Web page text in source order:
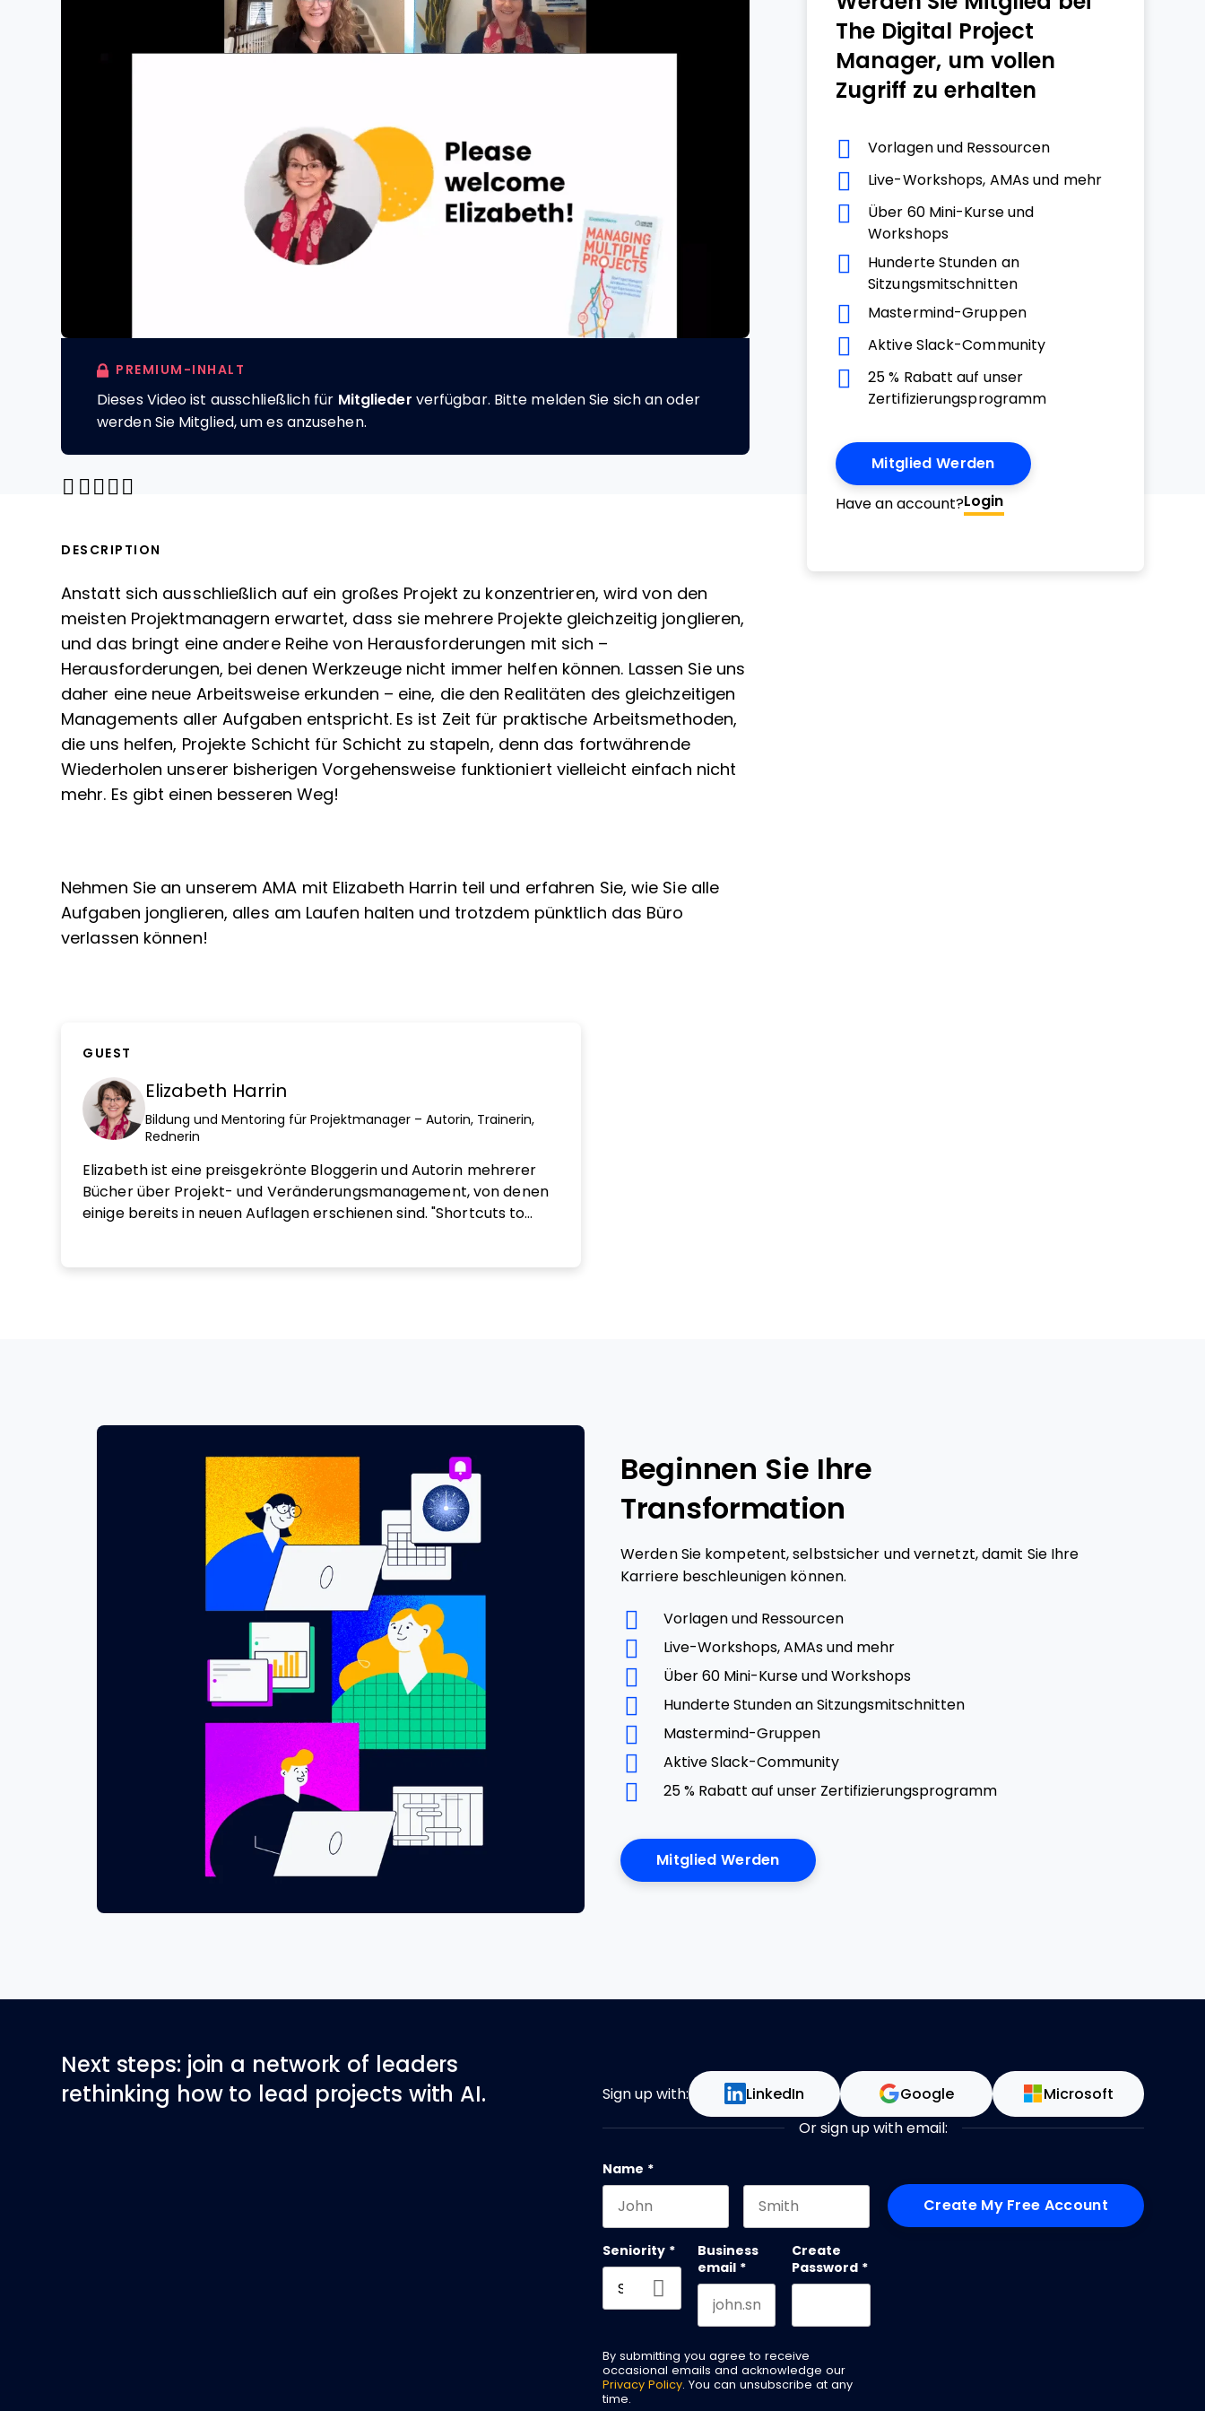
PREMIUM-INHALT
Dieses Video ist ausschließlich für Mitglieder verfügbar. Bitte melden Sie sich an oder
werden Sie Mitglied, um es anzusehen.
Share through Email
Print this page
Share on Pinterest
Share on Twitter
Share on Facebook
DESCRIPTION
Anstatt sich ausschließlich auf ein großes Projekt zu konzentrieren, wird von den
meisten Projektmanagern erwartet, dass sie mehrere Projekte gleichzeitig jonglieren,
und das bringt eine andere Reihe von Herausforderungen mit sich –
Herausforderungen, bei denen Werkzeuge nicht immer helfen können. Lassen Sie uns
daher eine neue Arbeitsweise erkunden – eine, die den Realitäten des gleichzeitigen
Managements aller Aufgaben entspricht. Es ist Zeit für praktische Arbeitsmethoden,
die uns helfen, Projekte Schicht für Schicht zu stapeln, denn das fortwährende
Wiederholen unserer bisherigen Vorgehensweise funktioniert vielleicht einfach nicht
mehr. Es gibt einen besseren Weg!
Nehmen Sie an unserem AMA mit Elizabeth Harrin teil und erfahren Sie, wie Sie alle
Aufgaben jonglieren, alles am Laufen halten und trotzdem pünktlich das Büro
verlassen können!
The Digital Project
Manager, um vollen
Zugriff zu erhalten
Vorlagen und Ressourcen
Live-Workshops, AMAs und mehr
Über 60 Mini-Kurse und
Workshops
Hunderte Stunden an
Sitzungsmitschnitten
Mastermind-Gruppen
Aktive Slack-Community
25 % Rabatt auf unser
Zertifizierungsprogramm
Mitglied Werden
Have an account?Login
GUEST
Elizabeth Harrin
Bildung und Mentoring für Projektmanager – Autorin, Trainerin,
Rednerin
Elizabeth ist eine preisgekrönte Bloggerin und Autorin mehrerer
Bücher über Projekt- und Veränderungsmanagement, von denen
einige bereits in neuen Auflagen erschienen sind. "Shortcuts to
sich zudem in verschiedenen weiteren Initiativen, einschließlich
Seen“ an der Liverpool John Moores University. Mehr erfahren und
Kontakt aufnehmen über Elizabeths Webseite: https://elizabeth-
harrin.com/ Den Blog finden Sie unter
https://rebelsguidetopm.com/
Beginnen Sie Ihre
Transformation
Werden Sie kompetent, selbstsicher und vernetzt, damit Sie Ihre
Karriere beschleunigen können.
Vorlagen und Ressourcen
Live-Workshops, AMAs und mehr
Über 60 Mini-Kurse und Workshops
Hunderte Stunden an Sitzungsmitschnitten
Mastermind-Gruppen
Aktive Slack-Community
25 % Rabatt auf unser Zertifizierungsprogramm
Mitglied Werden
Next steps: join a network of leaders
rethinking how to lead projects with AI.
Sign up with: LinkedIn Google Microsoft
Or sign up with email:
Name *
Seniority *
Business
email *
Create
Password *
By submitting you agree to receive
occasional emails and acknowledge our
Privacy Policy . You can unsubscribe at any
time.